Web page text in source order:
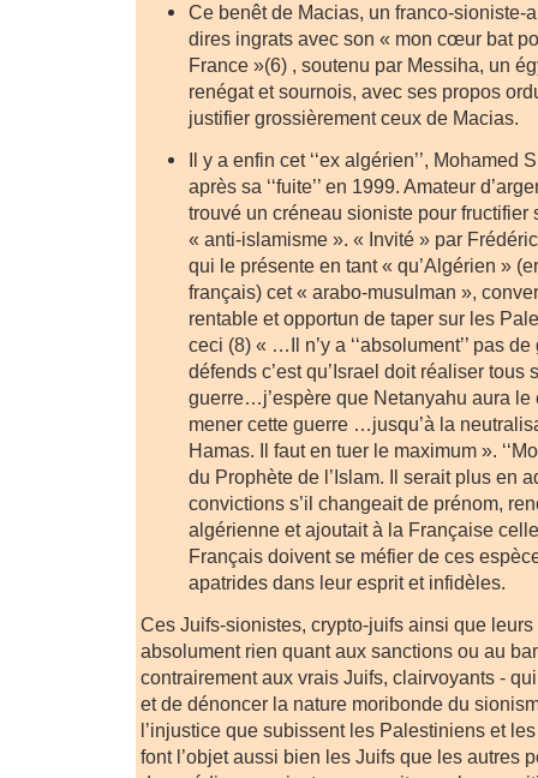
Ce benêt de Macias, un franco-sioniste-
dires ingrats avec son « mon cœur bat
France »(6) , soutenu par Messiha, un
renégat et sournois, avec ses propos
justifier grossièrement ceux de Macias.
Il y a enfin cet ‘‘ex algérien’’, Mohamed
après sa ‘‘fuite’’ en 1999. Amateur
trouvé un créneau sioniste pour fructifier
« anti-islamisme ». « Invité » par
qui le présente en tant « qu’Algérien »
français) cet « arabo-musulman »,
rentable et opportun de taper sur les
ceci (8) « …Il n’y a ‘‘absolument’’ pas
défends c’est qu’Israel doit réaliser tous
guerre…j’espère que Netanyahu aura le
mener cette guerre …jusqu’à la
Hamas. Il faut en tuer le maximum ».
du Prophète de l’Islam. Il serait plus en
convictions s’il changeait de prénom,
algérienne et ajoutait à la Française
Français doivent se méfier de ces
apatrides dans leur esprit et infidèles.
Ces Juifs-sionistes, crypto-juifs ainsi que
absolument rien quant aux sanctions ou au
contrairement aux vrais Juifs, clairvoyants -
et de dénoncer la nature moribonde du
l’injustice que subissent les Palestiniens et
font l’objet aussi bien les Juifs que les autres